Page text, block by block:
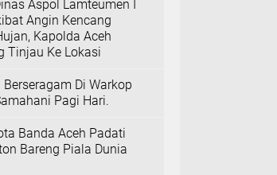
Aspol Lamteumen I
Angin Kencang
Kapolda Aceh
Tinjau Ke Lokasi
Berseragam Di Warkop
Pagi Hari.
Banda Aceh Padati
Bareng Piala Dunia